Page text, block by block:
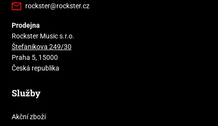
rockster@rockster.cz
Prodejna
Rockster Music s.r.o.
Štefanikova 249/30
Praha 5, 15000
Česká republika
Služby
Akční zboží